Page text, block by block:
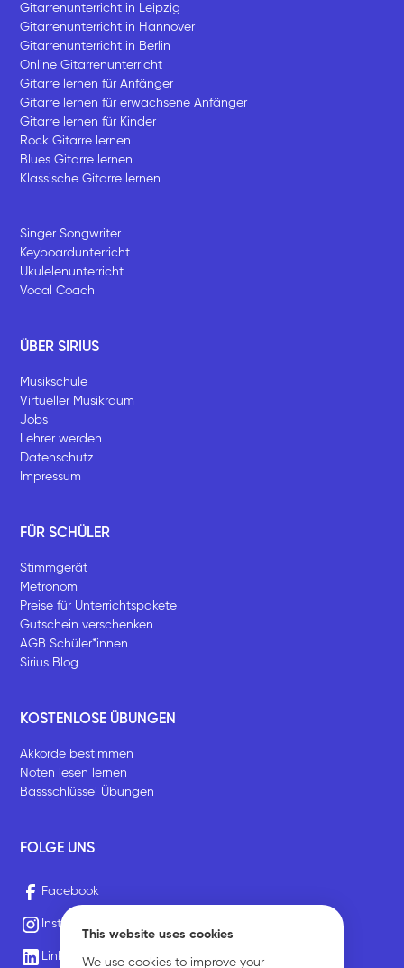
This website uses cookies
We use cookies to improve your
Gitarrenunterricht in Leipzig
Gitarrenunterricht in Hannover
Gitarrenunterricht in Berlin
Online Gitarrenunterricht
Gitarre lernen für Anfänger
Gitarre lernen für erwachsene Anfänger
Gitarre lernen für Kinder
Rock Gitarre lernen
Blues Gitarre lernen
Klassische Gitarre lernen
Singer Songwriter
Keyboardunterricht
Ukulelenunterricht
Vocal Coach
ÜBER SIRIUS
Musikschule
Virtueller Musikraum
Jobs
Lehrer werden
Datenschutz
Impressum
FÜR SCHÜLER
Stimmgerät
Metronom
Preise für Unterrichtspakete
Gutschein verschenken
AGB Schüler*innen
Sirius Blog
KOSTENLOSE ÜBUNGEN
Akkorde bestimmen
Noten lesen lernen
Bassschlüssel Übungen
FOLGE UNS
Facebook
Instagram
LinkedIn